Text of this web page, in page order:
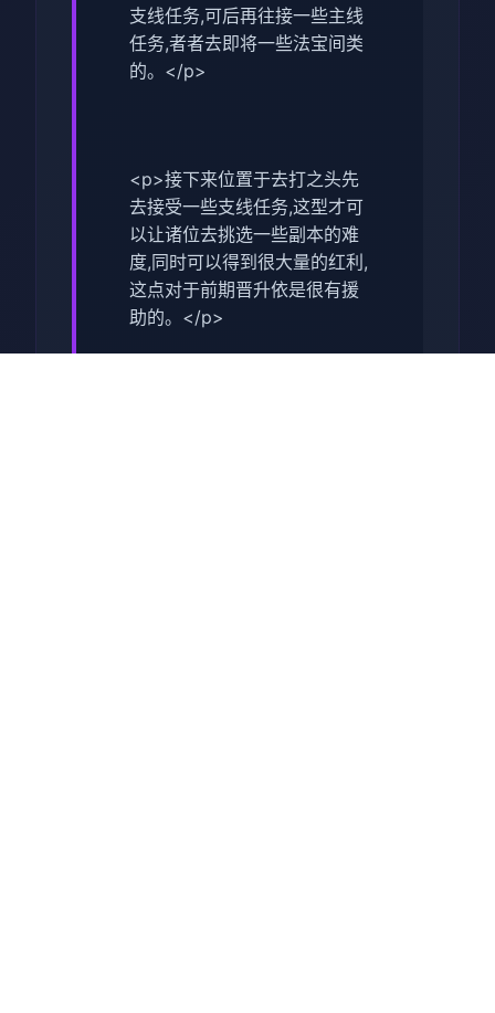
支线任务,可后再往接一些主线
任务,者者去即将一些法宝间类
的。</p>
<p>接下来位置于去打之头先
去接受一些支线任务,这型才可
以让诸位去挑选一些副本的难
度,同时可以得到很大量的红利,
这点对于前期晋升依是很有援
助的。</p>